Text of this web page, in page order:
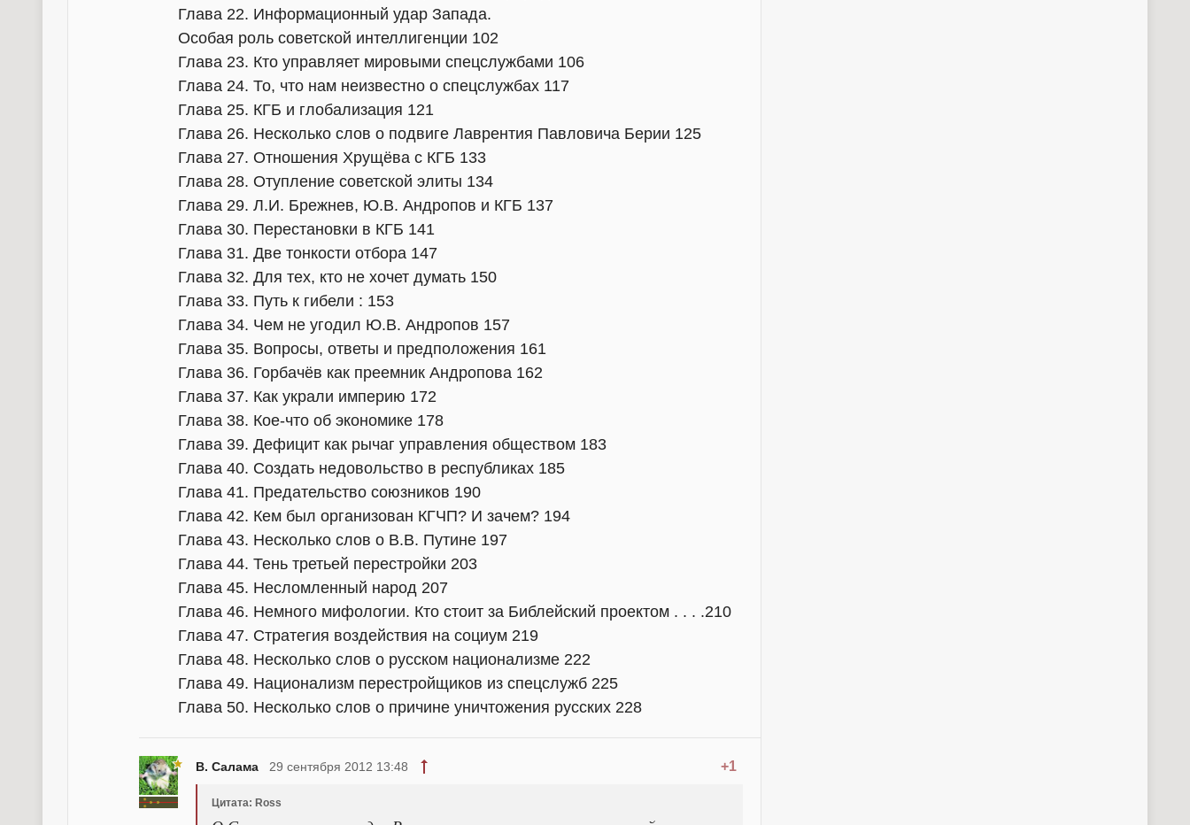
Глава 22. Информационный удар Запада.
Особая роль советской интеллигенции 102
Глава 23. Кто управляет мировыми спецслужбами 106
Глава 24. То, что нам неизвестно о спецслужбах 117
Глава 25. КГБ и глобализация 121
Глава 26. Несколько слов о подвиге Лаврентия Павловича Берии 125
Глава 27. Отношения Хрущёва с КГБ 133
Глава 28. Отупление советской элиты 134
Глава 29. Л.И. Брежнев, Ю.В. Андропов и КГБ 137
Глава 30. Перестановки в КГБ 141
Глава 31. Две тонкости отбора 147
Глава 32. Для тех, кто не хочет думать 150
Глава 33. Путь к гибели : 153
Глава 34. Чем не угодил Ю.В. Андропов 157
Глава 35. Вопросы, ответы и предположения 161
Глава 36. Горбачёв как преемник Андропова 162
Глава 37. Как украли империю 172
Глава 38. Кое-что об экономике 178
Глава 39. Дефицит как рычаг управления обществом 183
Глава 40. Создать недовольство в республиках 185
Глава 41. Предательство союзников 190
Глава 42. Кем был организован КГЧП? И зачем? 194
Глава 43. Несколько слов о В.В. Путине 197
Глава 44. Тень третьей перестройки 203
Глава 45. Несломленный народ 207
Глава 46. Немного мифологии. Кто стоит за Библейский проектом . . . .210
Глава 47. Стратегия воздействия на социум 219
Глава 48. Несколько слов о русском национализме 222
Глава 49. Национализм перестройщиков из спецслужб 225
Глава 50. Несколько слов о причине уничтожения русских 228
В. Салама +1
29 сентября 2012 13:48
Цитата: Ross